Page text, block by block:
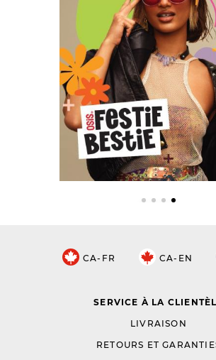
CA-FR CA-EN
SERVICE À LA
LIVRAISON
RETOURS ET